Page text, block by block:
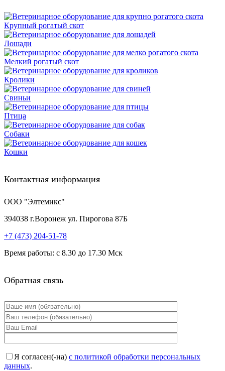
Крупный рогатый скот
Лошади
Мелкий рогатый скот
Кролики
Свиньи
Птица
Собаки
Кошки
Контактная информация
ООО "Элтемикс"
394038 г.Воронеж ул. Пирогова 87Б
+7 (473) 204-51-78
Время работы: с 8.30 до 17.30 Мск
Обратная связь
Я согласен(-на) с политикой обработки персональных
данных.